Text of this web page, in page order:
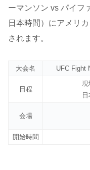
ーマンソン vs パイフ
日本時間）にアメリ
されます。
大会名 UFC Fight
日程
現
会場
開始時間